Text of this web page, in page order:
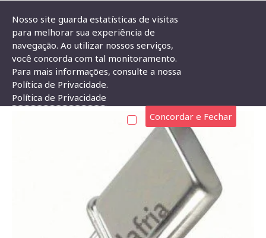
Cristal 16Mhz - HC49U
CRISTAL 16MHZ - HC49U
Nosso site guarda estatísticas de visitas
para melhorar sua experiência de
navegação. Ao utilizar nossos serviços,
você concorda com tal monitoramento.
Para mais informações, consulte a nossa
Política de Privacidade.
Política de Privacidade
Concordar e Fechar